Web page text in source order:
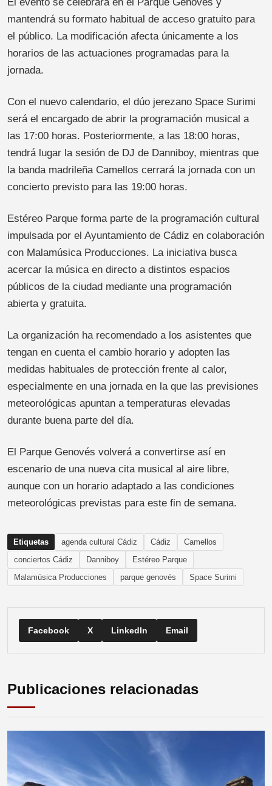
El evento se celebrará en el Parque Genovés y
mantendrá su formato habitual de acceso gratuito para
el público. La modificación afecta únicamente a los
horarios de las actuaciones programadas para la
jornada.
Con el nuevo calendario, el dúo jerezano Space Surimi
será el encargado de abrir la programación musical a
las 17:00 horas. Posteriormente, a las 18:00 horas,
tendrá lugar la sesión de DJ de Danniboy, mientras que
la banda madrileña Camellos cerrará la jornada con un
concierto previsto para las 19:00 horas.
Estéreo Parque forma parte de la programación cultural
impulsada por el Ayuntamiento de Cádiz en colaboración
con Malamúsica Producciones. La iniciativa busca
acercar la música en directo a distintos espacios
públicos de la ciudad mediante una programación
abierta y gratuita.
La organización ha recomendado a los asistentes que
tengan en cuenta el cambio horario y adopten las
medidas habituales de protección frente al calor,
especialmente en una jornada en la que las previsiones
meteorológicas apuntan a temperaturas elevadas
durante buena parte del día.
El Parque Genovés volverá a convertirse así en
escenario de una nueva cita musical al aire libre,
aunque con un horario adaptado a las condiciones
meteorológicas previstas para este fin de semana.
Etiquetas agenda cultural Cádiz Cádiz
Camellos
conciertos Cádiz
Danniboy
Estéreo Parque
Malamúsica Producciones
parque genovés Space Surimi
Facebook X LinkedIn Email
Publicaciones relacionadas